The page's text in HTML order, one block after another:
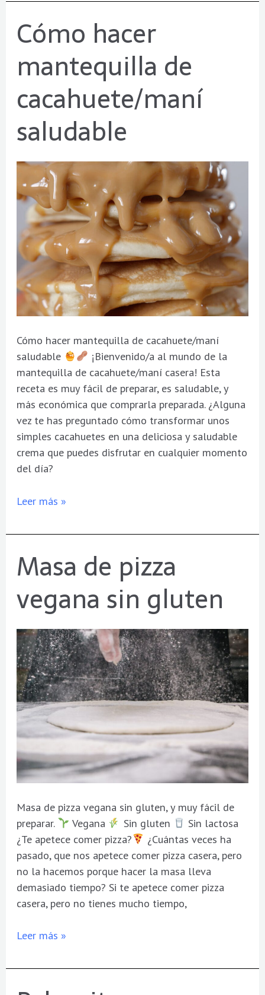
Cómo hacer
mantequilla de
cacahuete/maní
saludable
Cómo hacer mantequilla de cacahuete/maní
saludable
¡Bienvenido/a al mundo de la
mantequilla de cacahuete/maní casera! Esta
receta es muy fácil de preparar, es saludable, y
más económica que comprarla preparada. ¿Alguna
vez te has preguntado cómo transformar unos
simples cacahuetes en una deliciosa y saludable
crema que puedes disfrutar en cualquier momento
del día?
Cómo
hacer
de
cacahuete/maní
saludable
Leer más »
Masa de pizza
vegana sin gluten
Masa de pizza vegana sin gluten, y muy fácil de
preparar.
Vegana Sin gluten
Sin lactosa
¿Te apetece comer pizza?
¿Cuántas veces ha
pasado, que nos apetece comer pizza casera, pero
no la hacemos porque hacer la masa lleva
demasiado tiempo? Si te apetece comer pizza
casera, pero no tienes mucho tiempo,
Masa
de
vegana
gluten
Leer más »